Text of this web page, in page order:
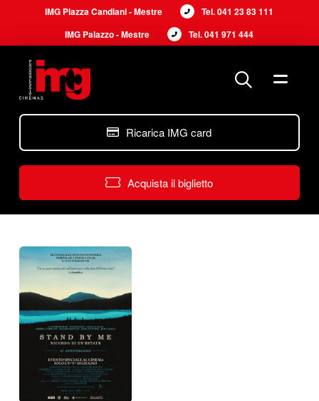
IMG Piazza Candiani - Mestre Tel. 041 23 83 111
IMG Palazzo - Mestre
Tel. 041 971 444
Ricarica IMG card
Acquista il biglietto